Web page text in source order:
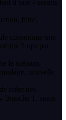
d’une « recette
filtre,
consomme une
5 ops par
le scénario
nouvelle
créer des
branche 1, sinon